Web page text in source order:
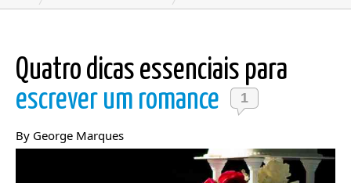
Quatro dicas essenciais para
escrever um romance
1
By George Marques